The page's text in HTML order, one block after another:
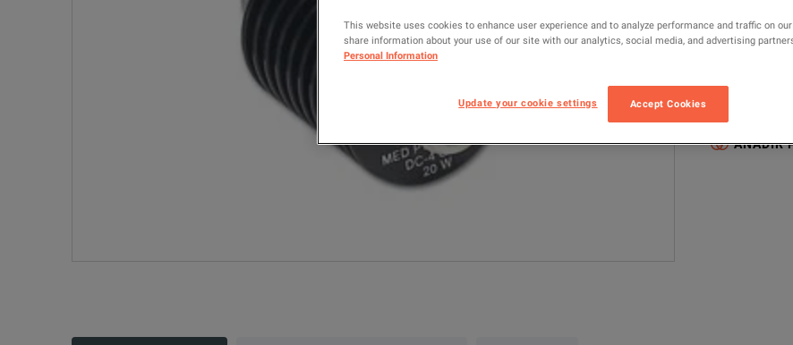
Los modelos
AÑADIR
This website uses cookies to enhance user experience and to analyze performance and traffic on
share information about your use of our site with our analytics, social media, and advertising
Personal Information
Update your cookie settings Accept Cookies